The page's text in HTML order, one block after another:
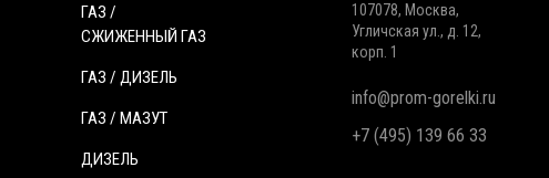
ГАЗ /
СЖИЖЕННЫЙ ГАЗ
ГАЗ / ДИЗЕЛЬ
ГАЗ / МАЗУТ
ДИЗЕЛЬ
107078, Москва,
Угличская ул., д. 12,
корп. 1
info@prom-gorelki.ru
+7 (495) 139 66 33